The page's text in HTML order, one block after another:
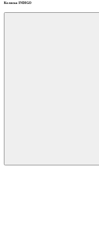
Коляска INDIGO